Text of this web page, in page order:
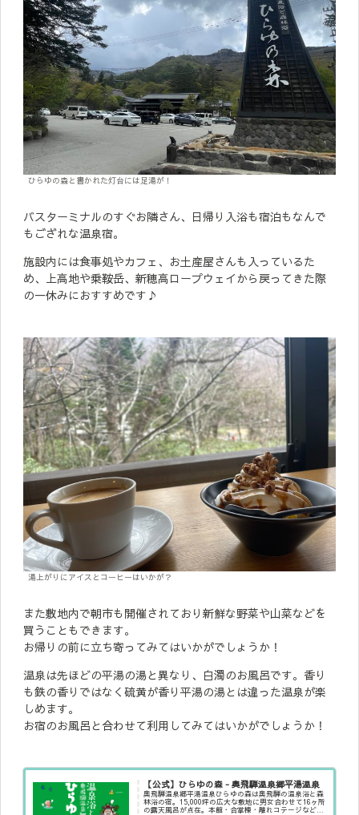
ひらゆの森と書かれた灯台には足湯が！
バスターミナルのすぐお隣さん、日帰り入浴も宿泊もなんで
もござれな温泉宿。
施設内には食事処やカフェ、お土産屋さんも入っているた
め、上高地や乗鞍岳、新穂高ロープウェイから戻ってきた際
の一休みにおすすめです♪
湯上がりにアイスとコーヒーはいかが？
また敷地内で朝市も開催されており新鮮な野菜や山菜などを
買うこともできます。
お帰りの前に立ち寄ってみてはいかがでしょうか！
温泉は先ほどの平湯の湯と異なり、白濁のお風呂です。香り
も鉄の香りではなく硫黄が香り平湯の湯とは違った温泉が楽
しめます。
お宿のお風呂と合わせて利用してみてはいかがでしょうか！
【公式】ひらゆの森 - 奥飛騨温泉郷平湯温泉
奥飛騨温泉郷平湯温泉ひらゆの森は奥飛騨の温泉浴と森
林浴の宿。15,000坪の広大な敷地に男女合わせて16ヶ所
の露天風呂が点在。本館・合掌棟・離れコテージなどの